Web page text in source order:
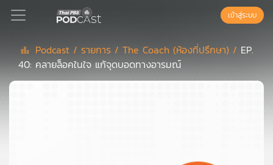
Podcast
เข้าสู่ระบบ
Podcast / รายการ /The Coach (ห้องที่ปรึกษา) / EP.
40: คลายล็อคในใจ แก้จุดบอดทางอารมณ์